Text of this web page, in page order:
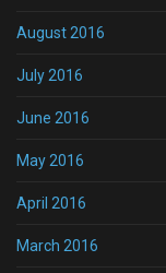
August 2016
July 2016
June 2016
May 2016
April 2016
March 2016